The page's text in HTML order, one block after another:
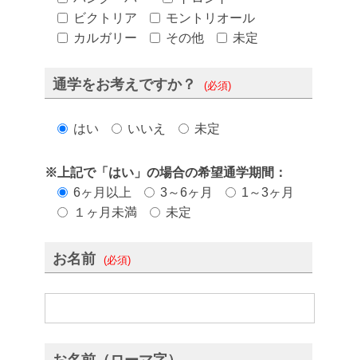
ビクトリア
モントリオール
カルガリー
その他 未定
通学をお考えですか？ (必須)
はい いいえ 未定
※上記で「はい」の場合の希望通学期間：
6ヶ月以上
3～6ヶ月
1～3ヶ月
１ヶ月未満
未定
お名前 (必須)